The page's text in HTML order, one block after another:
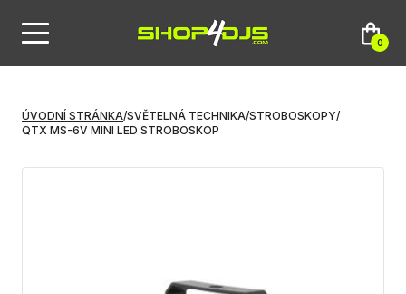
0
ÚVODNÍ STRÁNKA/SVĚTELNÁ TECHNIKA/STROBOSKOPY/
QTX MS-6V MINI LED STROBOSKOP